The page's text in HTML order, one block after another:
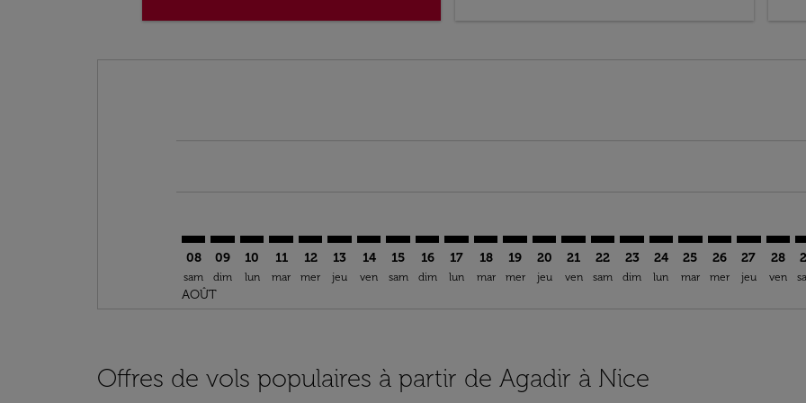
08
sam
AOÛT
09
dim
10
lun
11
mar
12
mer
13
jeu
14
ven
15
sam
16
dim
17
lun
18
mar
AGA–NCE: cmp-view-offers-disclaimer.
19
mer
AGA–NCE: cmp-view-offers-disclaimer.
20
jeu
AGA–NCE: cmp-view-offers-
21
ven
AGA–NCE: cmp-view-offers-
22
sam
AGA–NCE: cmp-view-
23
dim
AGA–NCE: cmp-view-
24
lun
AGA–NCE: cmp-
25
mar
AGA–NCE:
26
mer
27
jeu
28
ven
Offres de vols populaires à partir de Agadir à Nice